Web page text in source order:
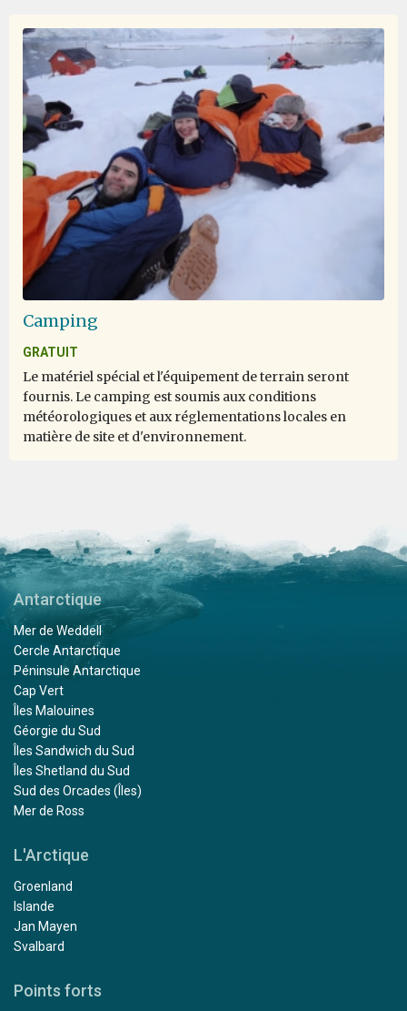
i dream about this trip allmost 10 years, i save money for
my lifetime experience and if you still dream and never
give up it happends. it was 19 days of my greatest
experience and i live any seconds with open heart.
One of the Lifetime experience
Antarctique
One of the best cruise and trip I join so far. The
about their job. The activities very well organized. Even
the lecture was very informative. I definitely will join
this expedition again in future.
Camping
GRATUIT
Le matériel spécial et l'équipement de terrain seront
fournis. Le camping est soumis aux conditions
météorologiques et aux réglementations locales en
matière de site et d'environnement.
Antarctique
Mer de Weddell
Cercle Antarctique
Péninsule Antarctique
Cap Vert
Îles Malouines
Géorgie du Sud
Îles Sandwich du Sud
Îles Shetland du Sud
Sud des Orcades (Îles)
Mer de Ross
L'Arctique
Groenland
Islande
Jan Mayen
Svalbard
Points forts